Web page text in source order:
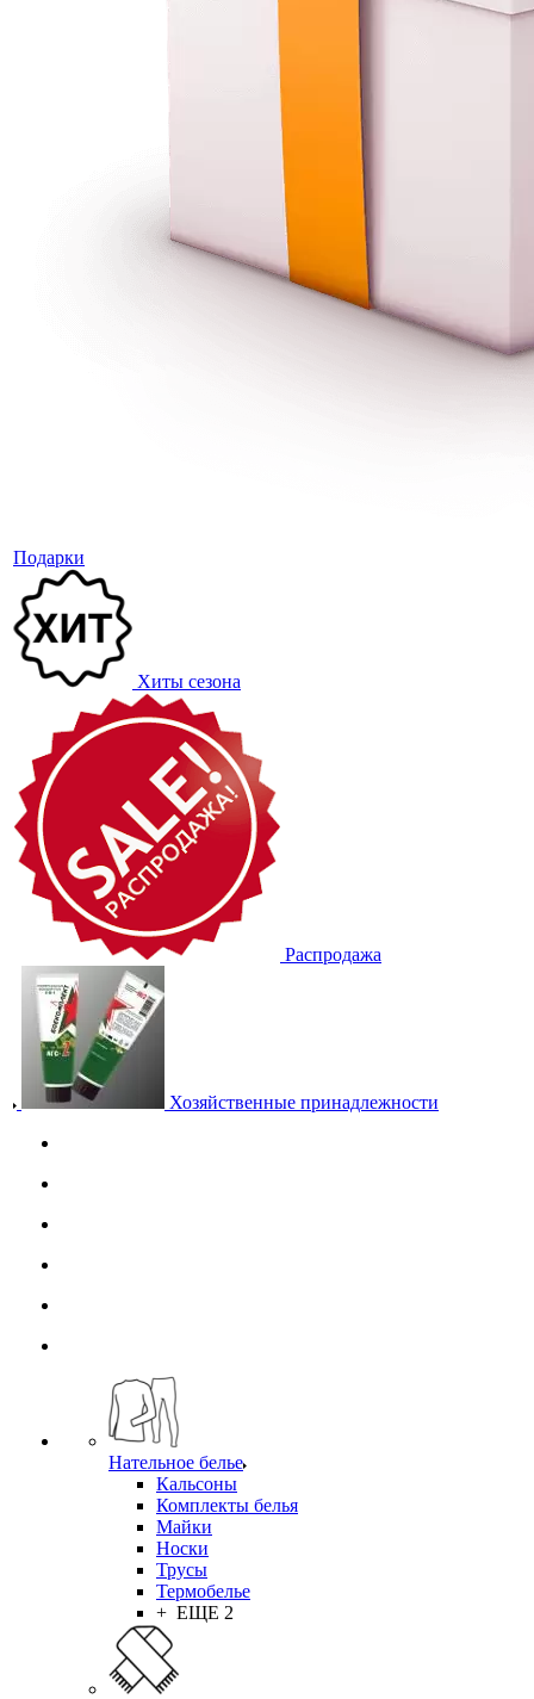
Подарки
Хиты сезона
Распродажа
Хозяйственные принадлежности
Нательное белье
Кальсоны
Комплекты белья
Майки
Носки
Трусы
Термобелье
+ ЕЩЕ 2